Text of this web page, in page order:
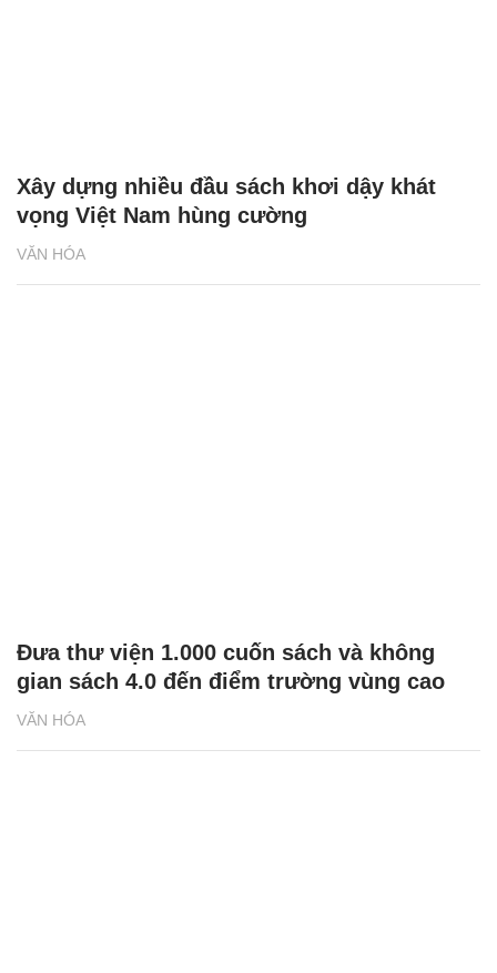
VĂN HÓA
Xây dựng nhiều đầu sách khơi dậy khát
vọng Việt Nam hùng cường
VĂN HÓA
Đưa thư viện 1.000 cuốn sách và không
gian sách 4.0 đến điểm trường vùng cao